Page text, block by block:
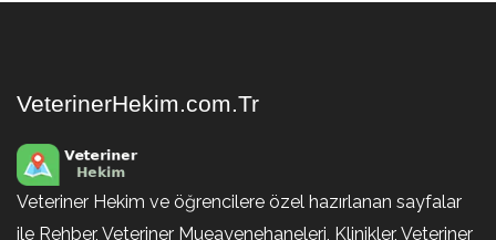
VeterinerHekim.com.Tr
Veteriner Hekim ve öğrencilere özel hazırlanan sayfalar
ile Rehber, Veteriner Mueayenehaneleri, Klinikler, Veteriner